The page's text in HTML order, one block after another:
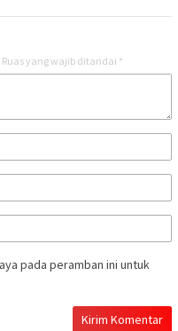
Ruas yang wajib ditandai *
pada peramban ini untuk